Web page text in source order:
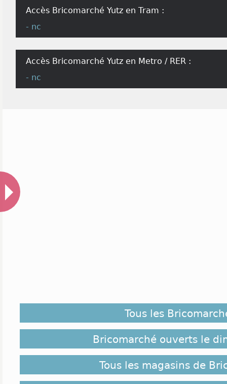
Accès Bricomarché Yutz en Tram :
- nc
Accès Bricomarché Yutz en Metro / RER :
- nc
Tous les
Bricomarché ouverts le
Tous les magasins de